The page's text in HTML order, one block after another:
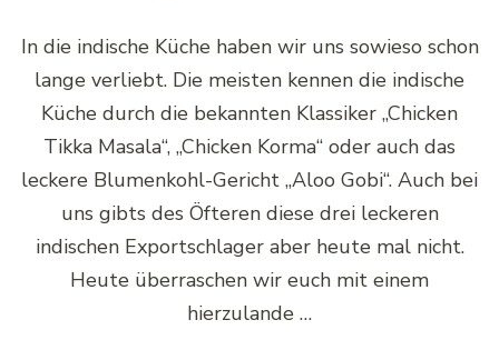
In die indische Küche haben wir uns sowieso schon
lange verliebt. Die meisten kennen die indische
Küche durch die bekannten Klassiker „Chicken
Tikka Masala“, „Chicken Korma“ oder auch das
leckere Blumenkohl-Gericht „Aloo Gobi“. Auch bei
uns gibts des Öfteren diese drei leckeren
indischen Exportschlager aber heute mal nicht.
Heute überraschen wir euch mit einem
hierzulande …